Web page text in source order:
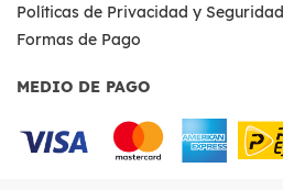
Políticas de Privacidad y Seguridad
Formas de Pago
MEDIO DE PAGO